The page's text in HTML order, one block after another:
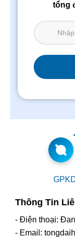
tổng
Thông Tin
- Điện thoại:
- Email: